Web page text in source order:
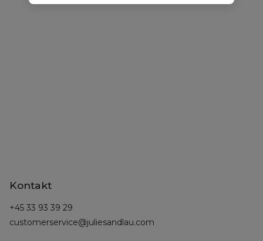
Kontakt
+45 33 93 39 29
customerservice@juliesandlau.com